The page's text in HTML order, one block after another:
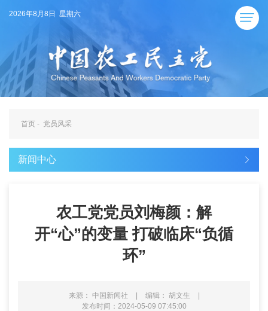
2026年8月8日 星期六
首页 - 党员风采
新闻中心
农工党党员刘梅颜：解
开“心”的变量 打破临床“负循
环”
来源： 中国新闻社 | 编辑： 胡文生
|
发布时间：2024-05-09 07:45:00